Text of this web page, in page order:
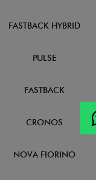
FASTBACK HYBRID
PULSE
FASTBACK
CRONOS
NOVA FIORINO